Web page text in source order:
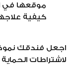
موقعها في
كيفية
اجعل فندقك
لاشتراطات